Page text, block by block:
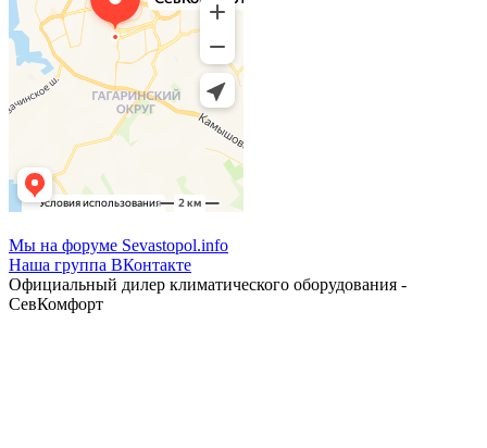
Мы на форуме Sevastopol.info
Наша группа ВКонтакте
Официальный дилер климатического оборудования -
СевКомфорт